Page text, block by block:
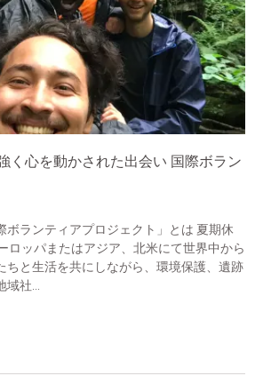
く心を動かされた出会い 国際ボラン
ボランティアプロジェクト」とは 夏期休
ロッパまたはアジア、北米にて世界中から
ちと生活を共にしながら、環境保護、遺跡
社...